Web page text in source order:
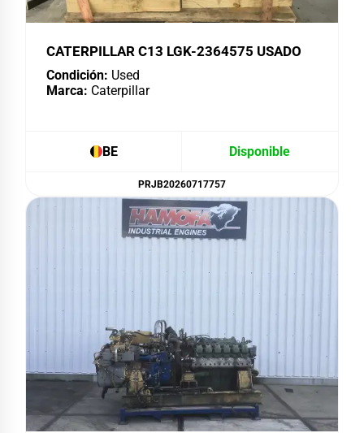
CATERPILLAR C13 LGK-2364575 USADO
Condición: Used
Marca: Caterpillar
BE Disponible
PRJB20260717757